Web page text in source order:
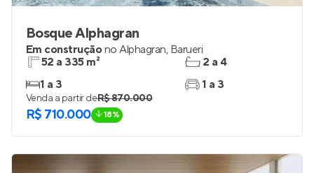
Bosque Alphagran
Em construçãono Alphagran, Barueri
52 a 335 m²
1 a 3
2 a 4
1 a 3
Venda a partir deR$ 870.000
R$ 710.000 18%